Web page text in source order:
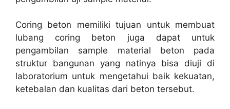
Coring beton memiliki tujuan untuk membuat
lubang coring beton juga dapat untuk
pengambilan sample material beton pada
struktur bangunan yang natinya bisa diuji di
laboratorium untuk mengetahui baik kekuatan,
ketebalan dan kualitas dari beton tersebut.